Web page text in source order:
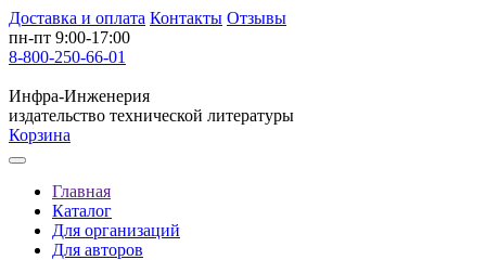
Доставка и оплата Контакты Отзывы
пн-пт 9:00-17:00
8-800-250-66-01
Инфра-Инженерия
издательство технической литературы
Корзина
Главная
Каталог
Для организаций
Для авторов